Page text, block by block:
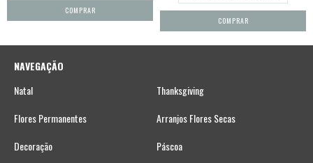
NAVEGAÇÃO
Natal
Thanksgiving
Flores Permanentes
Arranjos Flores Secas
Decoração
Páscoa